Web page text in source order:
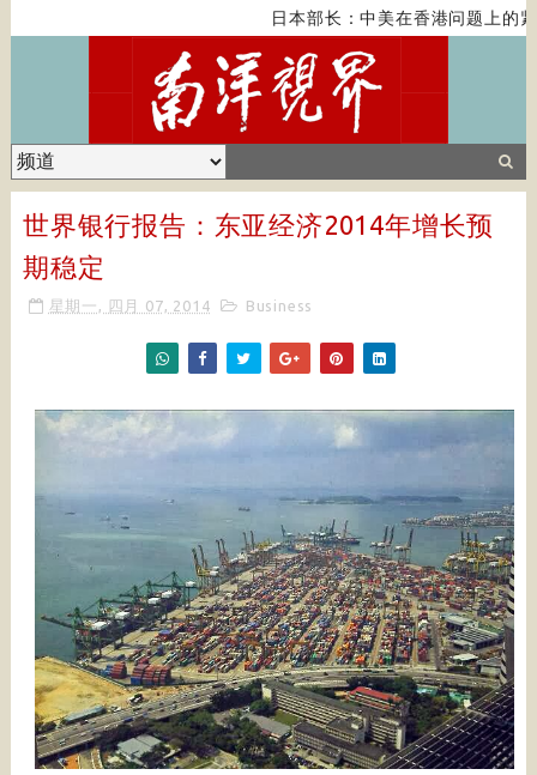
日本部长：中美在香港问题上的紧
世界银行报告：东亚经济2014年增长预
期稳定
星期一, 四月 07, 2014 Business